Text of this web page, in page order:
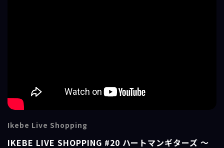
Ikebe Live Shopping
IKEBE LIVE SHOPPING #20 ハートマンギターズ ～